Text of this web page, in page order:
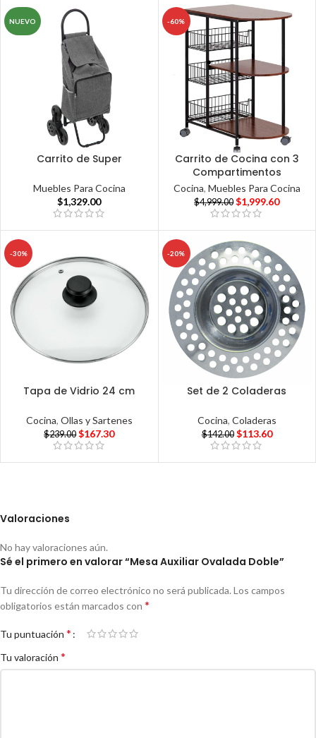
NUEVO
Carrito de Super
Muebles Para Cocina
$1,329.00
-60%
Carrito de Cocina con 3
Compartimentos
Cocina, Muebles Para Cocina
$4,999.00 $1,999.60
-30%
Tapa de Vidrio 24 cm
Cocina, Ollas y Sartenes
$239.00 $167.30
-20%
Set de 2 Coladeras
Cocina, Coladeras
$142.00 $113.60
Valoraciones
No hay valoraciones aún.
Sé el primero en valorar “Mesa Auxiliar Ovalada Doble”
Tu dirección de correo electrónico no será publicada. Los campos
obligatorios están marcados con *
Tu puntuación *
Tu valoración *